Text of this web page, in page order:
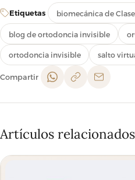
Etiquetas biomecánica de
blog de ortodoncia invisible
ortodoncia invisible salto
Compartir
Artículos relacionados